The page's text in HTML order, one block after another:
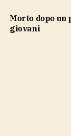
Morto dopo un pestaggio nel ravennate: fermati 4
giovani